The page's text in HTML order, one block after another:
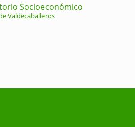
Socioeconómico
Valdecaballeros